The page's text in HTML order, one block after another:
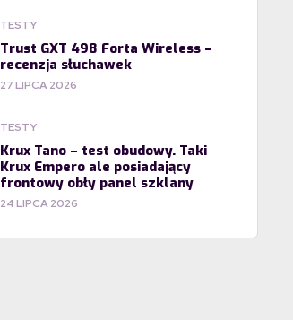
TESTY
Trust GXT 498 Forta Wireless –
recenzja słuchawek
27 LIPCA 2026
TESTY
Krux Tano – test obudowy. Taki
Krux Empero ale posiadający
frontowy obły panel szklany
24 LIPCA 2026